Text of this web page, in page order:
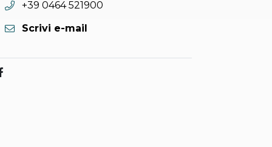
Telefono:
+39 0464 521900
Scrivi e-mail